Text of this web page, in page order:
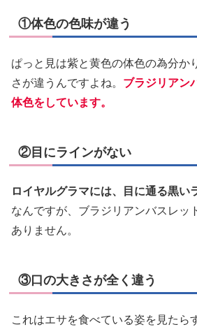
①体色の色味が違う
ぱっと見は紫と黄色の体色の為分か
さが違うんですよね。 ブラジリアン
体色をしています。
②目にラインがない
ロイヤルグラマには、目に通る黒い
なんですが、ブラジリアンバスレッ
ありません。
③口の大きさが全く違う
これはエサを食べている姿を見たら